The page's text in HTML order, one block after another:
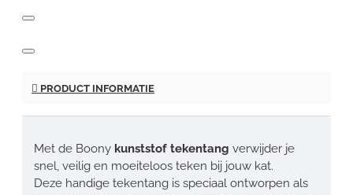
PRODUCT INFORMATIE
Met de Boony kunststof tekentang verwijder je
snel, veilig en moeiteloos teken bij jouw kat.
Deze handige tekentang is speciaal ontworpen als